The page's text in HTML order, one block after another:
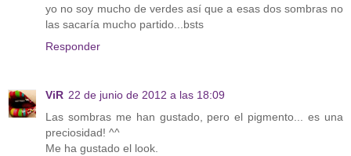
yo no soy mucho de verdes así que a esas dos sombras no
las sacaría mucho partido...bsts
Responder
ViR 22 de junio de 2012 a las 18:09
Las sombras me han gustado, pero el pigmento... es una
preciosidad! ^^
Me ha gustado el look.